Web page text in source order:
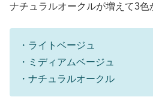
ナチュラルオークルが増えて3色
・ライトベージュ
・ミディアムベージュ
・ナチュラルオークル